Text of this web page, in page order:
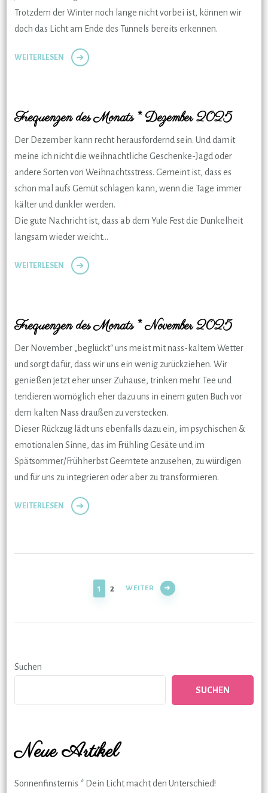
Trotzdem der Winter noch lange nicht vorbei ist, können wir
doch das Licht am Ende des Tunnels bereits erkennen.
WEITERLESEN
Frequenzen des Monats * Dezember 2025
Der Dezember kann recht herausfordernd sein. Und damit
meine ich nicht die weihnachtliche Geschenke-Jagd oder
andere Sorten von Weihnachtsstress. Gemeint ist, dass es
schon mal aufs Gemüt schlagen kann, wenn die Tage immer
kälter und dunkler werden.
Die gute Nachricht ist, dass ab dem Yule Fest die Dunkelheit
langsam wieder weicht…
WEITERLESEN
Frequenzen des Monats * November 2025
Der November „beglückt“ uns meist mit nass-kaltem Wetter
und sorgt dafür, dass wir uns ein wenig zurückziehen. Wir
genießen jetzt eher unser Zuhause, trinken mehr Tee und
tendieren womöglich eher dazu uns in einem guten Buch vor
dem kalten Nass draußen zu verstecken.
Dieser Rückzug lädt uns ebenfalls dazu ein, im psychischen &
emotionalen Sinne, das im Frühling Gesäte und im
Spätsommer/Frühherbst Geerntete anzusehen, zu würdigen
und für uns zu integrieren oder aber zu transformieren.
WEITERLESEN
SEITE
1 SEITE
2 WEITER
Suchen
SUCHEN
Neue Artikel
Sonnenfinsternis * Dein Licht macht den Unterschied!